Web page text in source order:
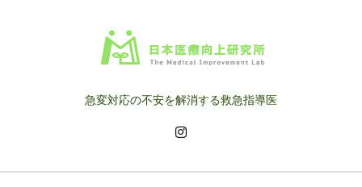
急変対応の不安を解消する救急指導医